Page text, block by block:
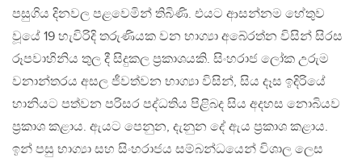
පසුගිය දිනවල පළවෙමින් තිබිණි. එයට ආසන්නම හේතුව
වූයේ 19 හැවිරිදි තරුණියක වන භාග්‍යා අබේරත්න විසින් සිරස
රූපවාහිනිය තුල දී සිදුකල ප්‍රකාශයකි. සිංහරාජ ලෝක උරුම
වනාන්තරය අසල ජීවත්වන භාග්‍යා විසින්, සිය දෑස ඉදිරියේ
හානියට පත්වන පරිසර පද්ධතිය පිළිබද සිය අදහස නොබියව
ප්‍රකාශ කළාය. ඇයට පෙනුන, දැනුන දේ ඇය ප්‍රකාශ කළාය.
ඉන් පසු භාග්‍යා සහ සිංහරාජය සම්බන්ධයෙන් විශාල ලෙස